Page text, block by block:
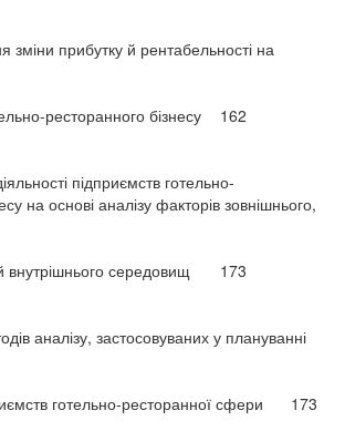
зміни прибутку й рентабельності на
ресторанного бізнесу 162
підприємств готельно-
на основі аналізу факторів зовнішнього,
внутрішнього середовищ 173
аналізу, застосовуваних у плануванні
готельно-ресторанної сфери 173